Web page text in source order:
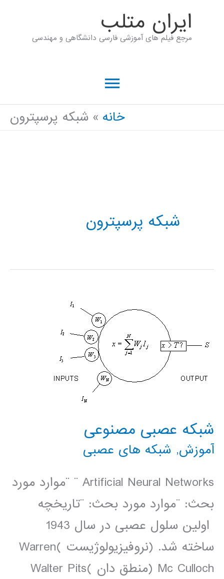
ايران متلب
مرجع فیلم های آموزشی فارسی دانشگاهی و مهندسی
فهرست
اصلی
خانه شبکه پرسپترون
شبکه پرسپترون
شبکه عصبی مصنوعی
آموزش, شبکه های عصبی
Artificial Neural Networks ¨ ¨موارد مورد
بحث: ¨موارد مورد بحث: ¨تاریخچه
اولین سلول عصبی در سال 1943
ساخته شد. (نروفیزیولوژیست‌ )Warren
Mc Culloch (منطق دان )Walter Pits